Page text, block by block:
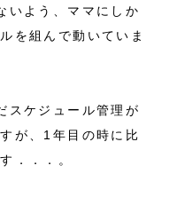
いよう、ママにしか
を組んで動いていま
スケジュール管理が
が、1年目の時に比
．．．。